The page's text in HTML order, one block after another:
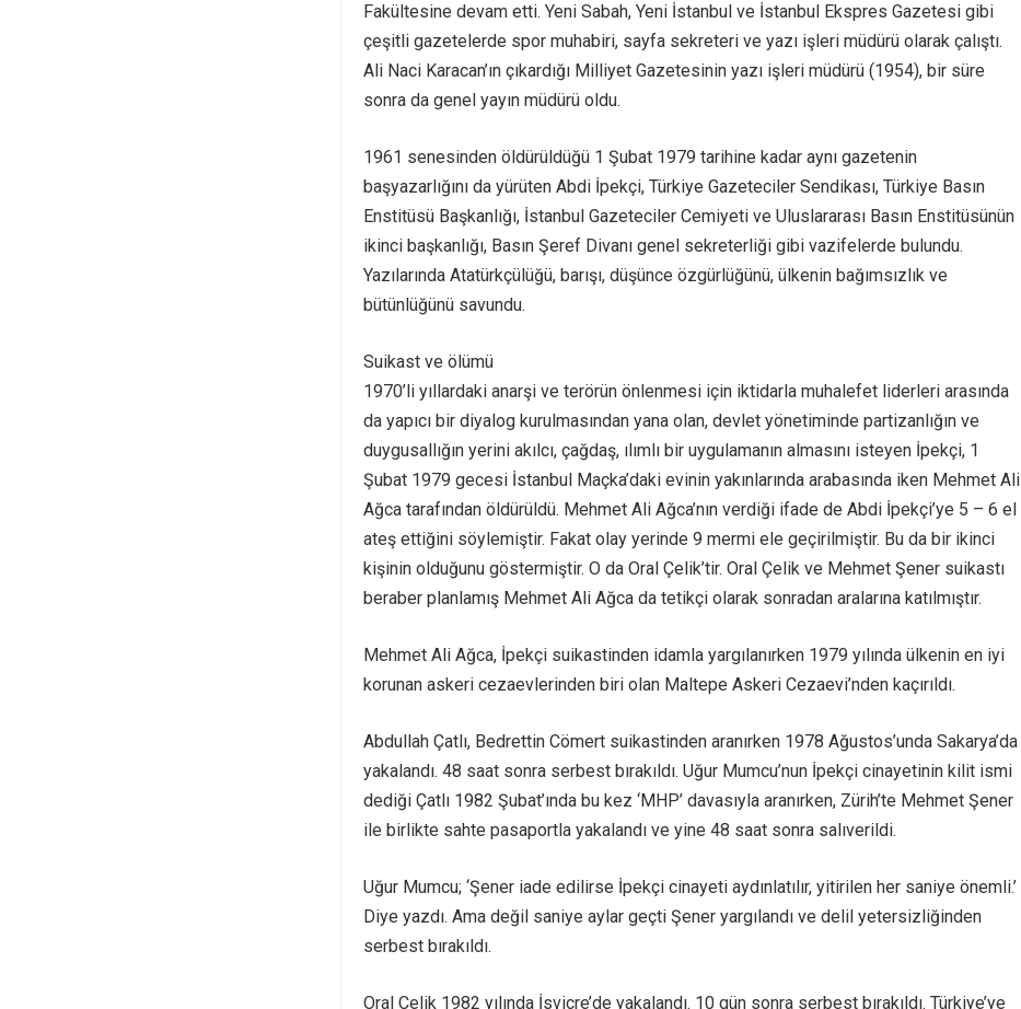
Fakültesine devam etti. Yeni Sabah, Yeni İstanbul ve İstanbul Ekspres Gazetesi gibi
çeşitli gazetelerde spor muhabiri, sayfa sekreteri ve yazı işleri müdürü olarak çalıştı.
Ali Naci Karacan’ın çıkardığı Milliyet Gazetesinin yazı işleri müdürü (1954), bir süre
sonra da genel yayın müdürü oldu.
1961 senesinden öldürüldüğü 1 Şubat 1979 tarihine kadar aynı gazetenin
başyazarlığını da yürüten Abdi İpekçi, Türkiye Gazeteciler Sendikası, Türkiye Basın
Enstitüsü Başkanlığı, İstanbul Gazeteciler Cemiyeti ve Uluslararası Basın Enstitüsünün
ikinci başkanlığı, Basın Şeref Divanı genel sekreterliği gibi vazifelerde bulundu.
Yazılarında Atatürkçülüğü, barışı, düşünce özgürlüğünü, ülkenin bağımsızlık ve
bütünlüğünü savundu.
Suikast ve ölümü
1970’li yıllardaki anarşi ve terörün önlenmesi için iktidarla muhalefet liderleri arasında
da yapıcı bir diyalog kurulmasından yana olan, devlet yönetiminde partizanlığın ve
duygusallığın yerini akılcı, çağdaş, ılımlı bir uygulamanın almasını isteyen İpekçi, 1
Şubat 1979 gecesi İstanbul Maçka’daki evinin yakınlarında arabasında iken Mehmet Ali
Ağca tarafından öldürüldü. Mehmet Ali Ağca’nın verdiği ifade de Abdi İpekçi’ye 5 – 6 el
ateş ettiğini söylemiştir. Fakat olay yerinde 9 mermi ele geçirilmiştir. Bu da bir ikinci
kişinin olduğunu göstermiştir. O da Oral Çelik’tir. Oral Çelik ve Mehmet Şener suikastı
beraber planlamış Mehmet Ali Ağca da tetikçi olarak sonradan aralarına katılmıştır.
Mehmet Ali Ağca, İpekçi suikastinden idamla yargılanırken 1979 yılında ülkenin en iyi
korunan askeri cezaevlerinden biri olan Maltepe Askeri Cezaevi’nden kaçırıldı.
Abdullah Çatlı, Bedrettin Cömert suikastinden aranırken 1978 Ağustos’unda Sakarya’da
yakalandı. 48 saat sonra serbest bırakıldı. Uğur Mumcu’nun İpekçi cinayetinin kilit ismi
dediği Çatlı 1982 Şubat’ında bu kez ‘MHP’ davasıyla aranırken, Zürih’te Mehmet Şener
ile birlikte sahte pasaportla yakalandı ve yine 48 saat sonra salıverildi.
Uğur Mumcu; ‘Şener iade edilirse İpekçi cinayeti aydınlatılır, yitirilen her saniye önemli.’
Diye yazdı. Ama değil saniye aylar geçti Şener yargılandı ve delil yetersizliğinden
serbest bırakıldı.
Oral Çelik 1982 yılında İsviçre’de yakalandı. 10 gün sonra serbest bırakıldı. Türkiye’ye